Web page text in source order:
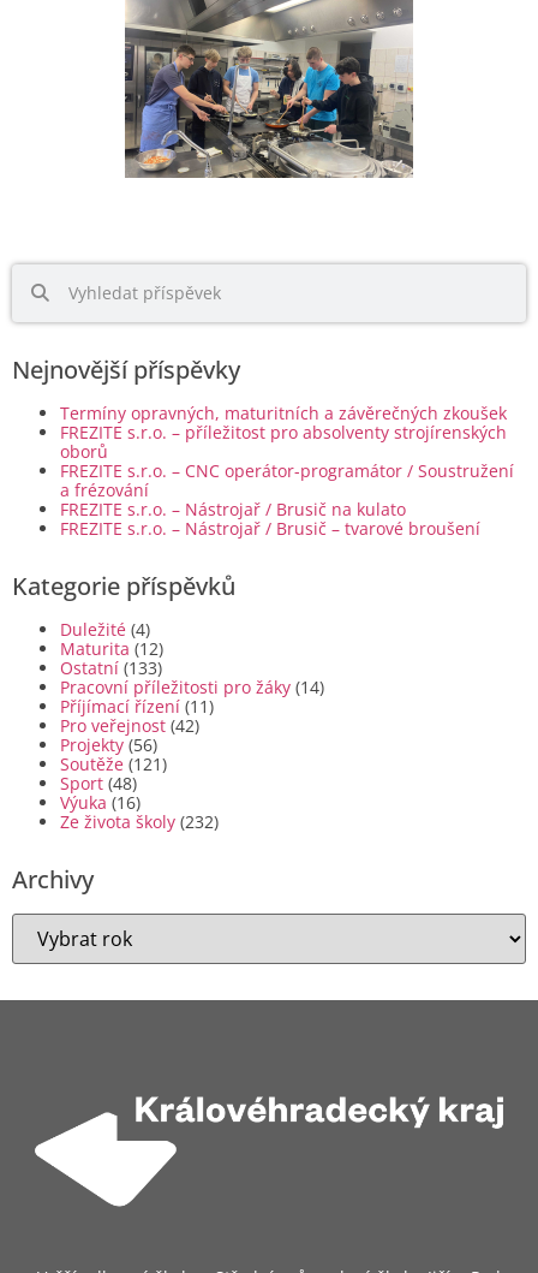
Nejnovější příspěvky
Termíny opravných, maturitních a závěrečných zkoušek
FREZITE s.r.o. – příležitost pro absolventy strojírenských
oborů
FREZITE s.r.o. – CNC operátor-programátor / Soustružení
a frézování
FREZITE s.r.o. – Nástrojař / Brusič na kulato
FREZITE s.r.o. – Nástrojař / Brusič – tvarové broušení
Kategorie příspěvků
Duležité (4)
Maturita (12)
Ostatní (133)
Pracovní příležitosti pro žáky (14)
Příjímací řízení (11)
Pro veřejnost (42)
Projekty (56)
Soutěže (121)
Sport (48)
Výuka (16)
Ze života školy (232)
Archivy